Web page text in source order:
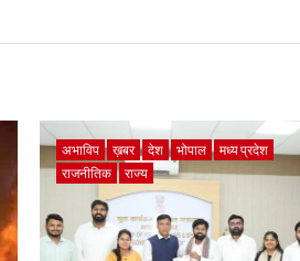
अभाविप ख़बर देश भोपाल
मध्य प्रदेश
राजनीतिक
राज्य